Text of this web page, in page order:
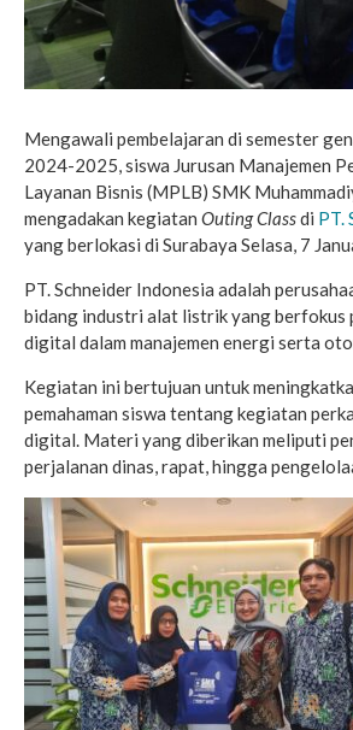
Mengawali pembelajaran di semester
2024-2025, siswa Jurusan Manajemen
Layanan Bisnis (MPLB) SMK
mengadakan kegiatan Outing Classdi PT.
yang berlokasi di Surabaya Selasa, 7
PT. Schneider Indonesia adalah
bidang industri alat listrik yang berfokus
digital dalam manajemen energi serta
Kegiatan ini bertujuan untuk
pemahaman siswa tentang kegiatan
digital. Materi yang diberikan meliputi
perjalanan dinas, rapat, hingga